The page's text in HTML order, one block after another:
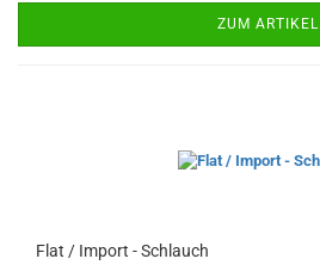
ZUM ARTIKEL
Flat / Import - Schlauch